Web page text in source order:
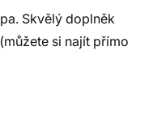
Skvělý doplněk
si najít přímo